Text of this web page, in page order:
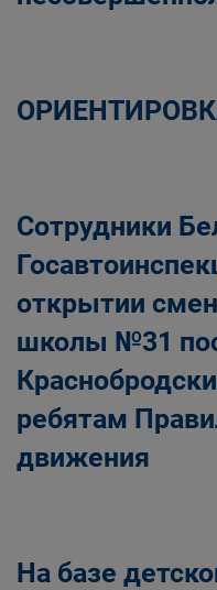
Сотрудники
открытии
школы №31
ребятам
движения
На базе